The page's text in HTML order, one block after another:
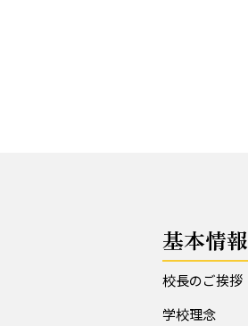
基本情報
校長のご挨拶
学校理念